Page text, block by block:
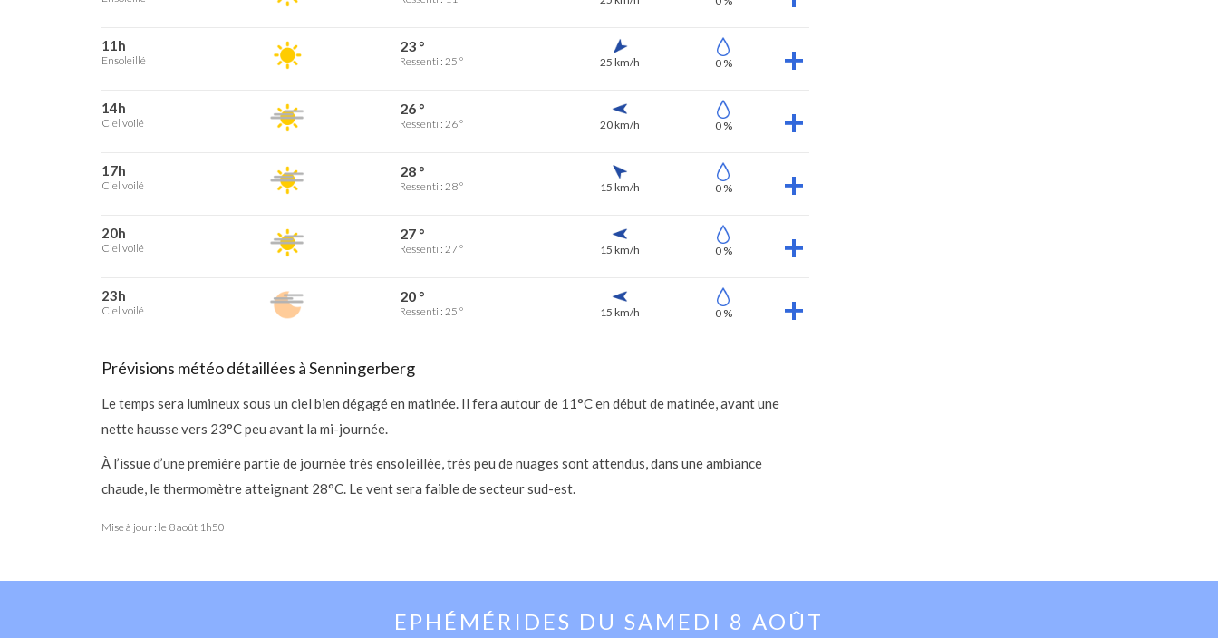
11h
Ensoleillé
23 °
Ressenti : 25 ° 25 km/h 0 %
14h
Ciel voilé
26 °
Ressenti : 26 ° 20 km/h 0 %
17h
Ciel voilé
28 °
Ressenti : 28 ° 15 km/h 0 %
20h
Ciel voilé
27 °
Ressenti : 27 ° 15 km/h 0 %
23h
Ciel voilé
20 °
Ressenti : 25 ° 15 km/h 0 %
Prévisions météo détaillées à Senningerberg
Le temps sera lumineux sous un ciel bien dégagé en matinée. Il fera autour de 11°C en début de matinée, avant une
nette hausse vers 23°C peu avant la mi-journée.
À l’issue d’une première partie de journée très ensoleillée, très peu de nuages sont attendus, dans une ambiance
chaude, le thermomètre atteignant 28°C. Le vent sera faible de secteur sud-est.
Mise à jour : le 8 août 1h50
EPHÉMÉRIDES DU SAMEDI 8 AOÛT